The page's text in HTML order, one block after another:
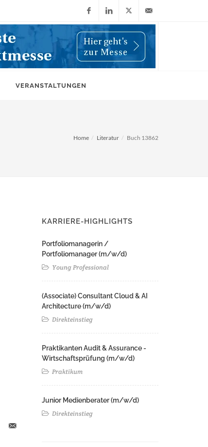
FacebookLinkedIn
X
(Twitter)
info@wiwi-
VERANSTALTUNGEN
Home Literatur Buch 13862
KARRIERE-HIGHLIGHTS
Portfoliomanagerin /
Portfoliomanager (m/w/d)
Young Professional
(Associate) Consultant Cloud & AI
Architecture (m/w/d)​ ​
Direkteinstieg
Praktikanten Audit & Assurance -
Wirtschaftsprüfung (m/w/d)
Praktikum
Junior Medienberater (m/w/d)
Direkteinstieg